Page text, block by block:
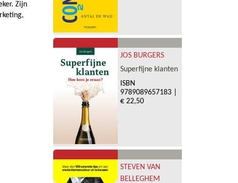
Zijn
JOS BURGERS
Superfijne klanten
ISBN
9789089657183|
€ 22,50
STEVEN VAN
BELLEGHEM